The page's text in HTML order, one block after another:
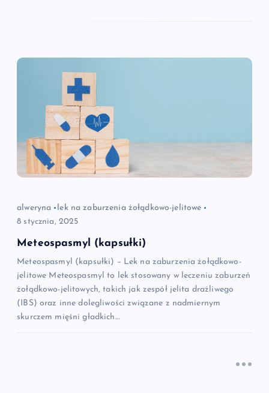
alweryna
lek na zaburzenia żołądkowo-jelitowe
8 stycznia, 2025
Meteospasmyl (kapsułki)
Meteospasmyl (kapsułki) – Lek na zaburzenia żołądkowo-
jelitowe Meteospasmyl to lek stosowany w leczeniu zaburzeń
żołądkowo-jelitowych, takich jak zespół jelita drażliwego
(IBS) oraz inne dolegliwości związane z nadmiernym
skurczem mięśni gładkich…